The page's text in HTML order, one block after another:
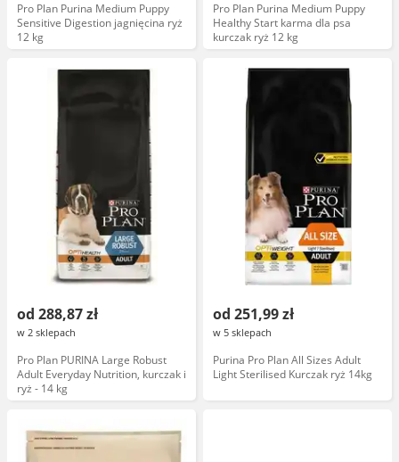
Pro Plan Purina Medium Puppy
Sensitive Digestion jagnięcina ryż
12 kg
Pro Plan Purina Medium Puppy
Healthy Start karma dla psa
kurczak ryż 12 kg
od 288,87 zł
w 2 sklepach
Pro Plan PURINA Large Robust
Adult Everyday Nutrition, kurczak i
ryż - 14 kg
od 251,99 zł
w 5 sklepach
Purina Pro Plan All Sizes Adult
Light Sterilised Kurczak ryż 14kg